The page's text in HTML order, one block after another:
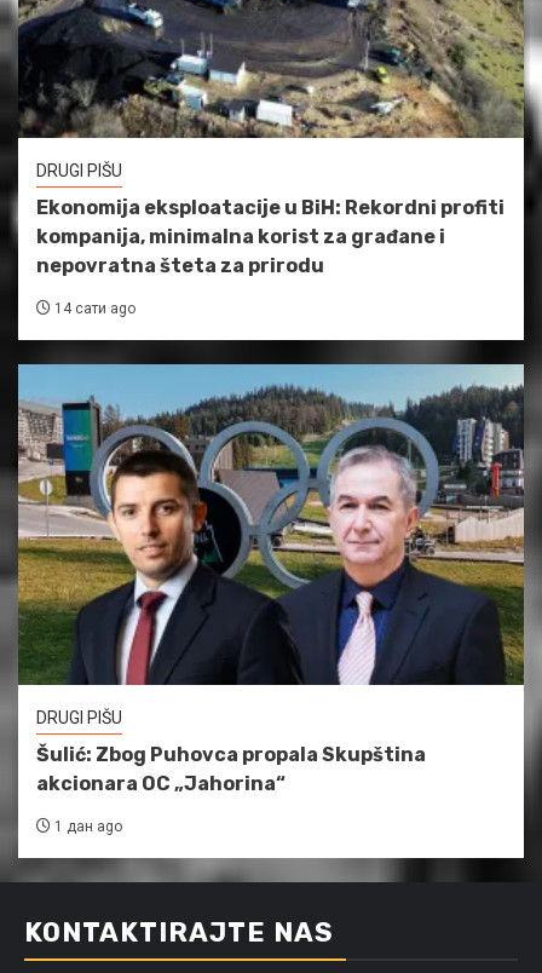
DRUGI PIŠU
Ekonomija eksploatacije u BiH: Rekordni profiti
kompanija, minimalna korist za građane i
nepovratna šteta za prirodu
14 сати ago
DRUGI PIŠU
Šulić: Zbog Puhovca propala Skupština
akcionara OC „Jahorina“
1 дан ago
KONTAKTIRAJTE NAS